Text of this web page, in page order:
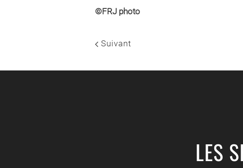
©FRJ photo
Suivant
LES